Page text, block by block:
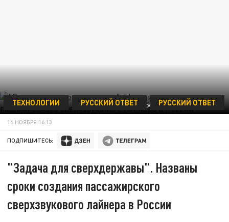
ФОТО: PAVEL KASHAEV, ПАВЕЛ КАШАЕВ/GLOBALLOOKPRESS
ТЕХНОЛОГИИ РУССКИЙ ОТВЕТ РУССКИЙ ОТВЕТ
16 НОЯБРЯ 16:13
ПОДПИШИТЕСЬ:
"Задача для сверхдержавы". Названы
сроки создания пассажирского
сверхзвукового лайнера в России